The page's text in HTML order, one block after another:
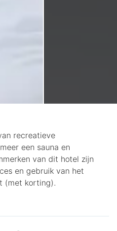
recreatieve
een sauna en
van dit hotel zijn
en gebruik van het
(met korting).